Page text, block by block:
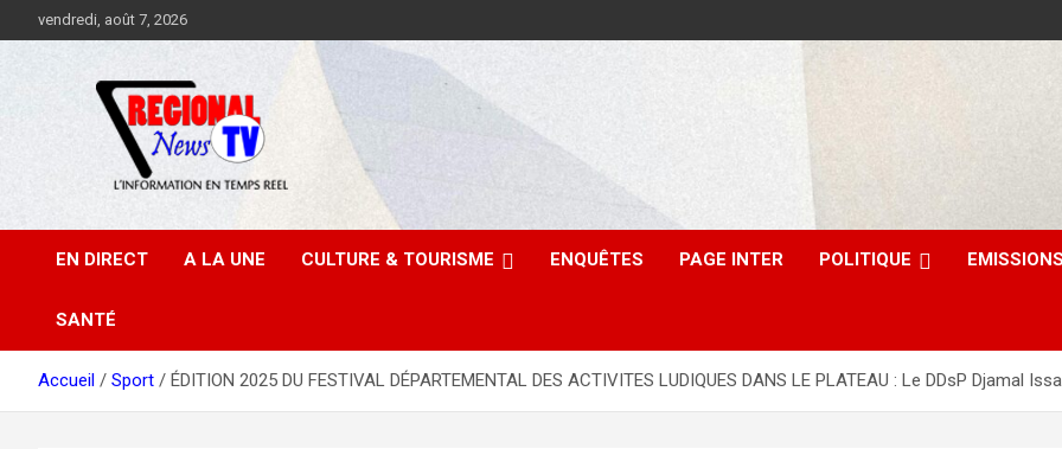
au
vendredi, août 7, 2026
EN DIRECT A LA UNE CULTURE & TOURISME ENQUÊTES PAGE INTER POLITIQUE
SANTÉ
Accueil Sport ÉDITION 2025 DU FESTIVAL DÉPARTEMENTAL DES ACTIVITES LUDIQUES DANS LE PLATEAU : Le DDsP